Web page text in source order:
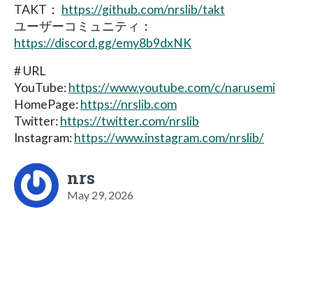
TAKT： https://github.com/nrslib/takt
ユーザーコミュニティ：
https://discord.gg/emy8b9dxNK
# URL
YouTube:https://www.youtube.com/c/narusemi
HomePage:https://nrslib.com
Twitter:https://twitter.com/nrslib
Instagram:https://www.instagram.com/nrslib/
nrs
May 29, 2026